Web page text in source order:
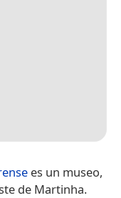
es un museo,
de Martinha.